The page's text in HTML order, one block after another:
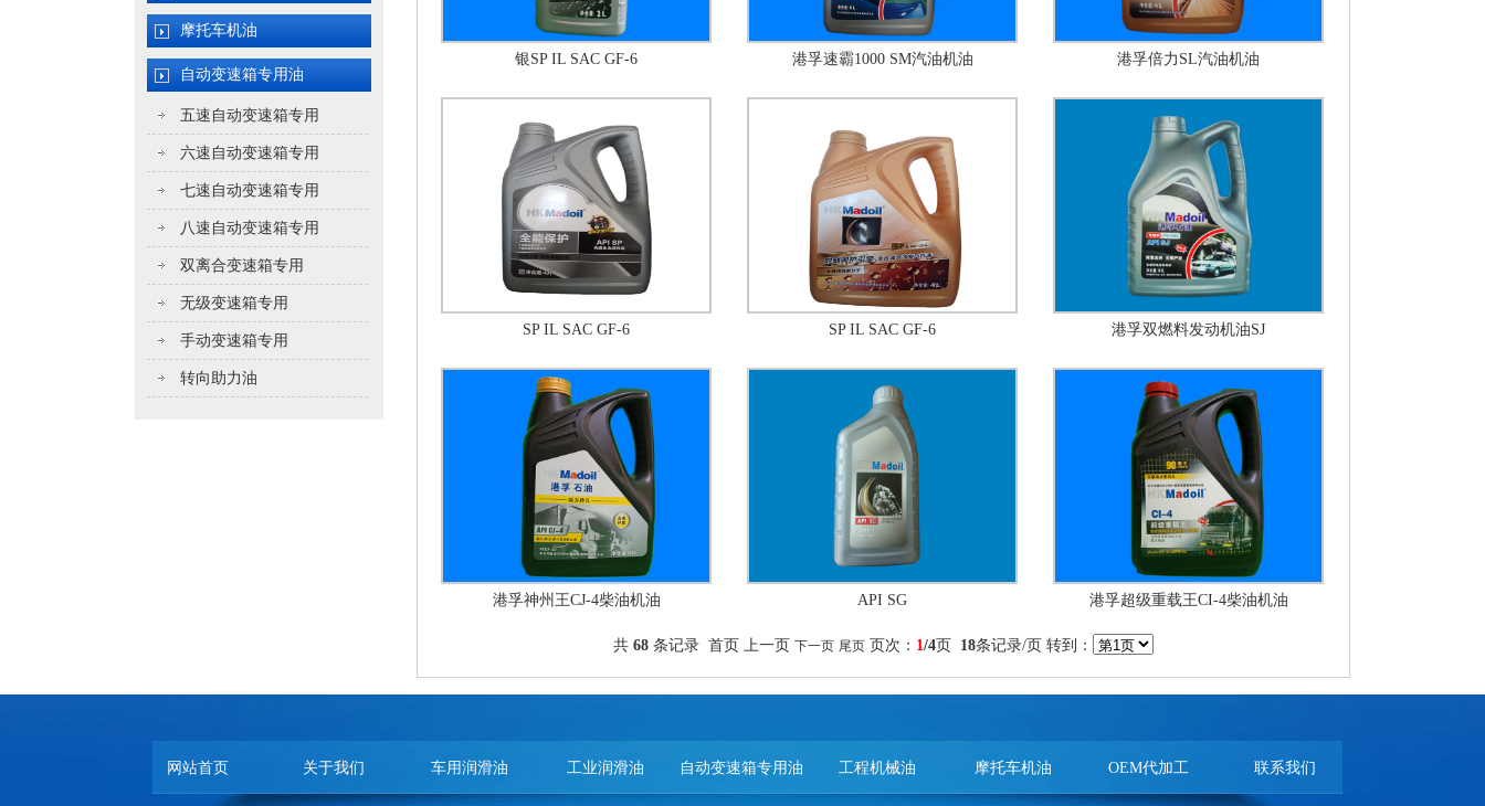
摩托车机油
自动变速箱专用油
五速自动变速箱专用
六速自动变速箱专用
七速自动变速箱专用
八速自动变速箱专用
双离合变速箱专用
无级变速箱专用
手动变速箱专用
转向助力油
银SP IL SAC GF-6 港孚速霸1000 SM汽油机油 港孚倍力SL汽油机油
SP IL SAC GF-6 SP IL SAC GF-6 港孚双燃料发动机油SJ
港孚神州王CJ-4柴油机油 API SG 港孚超级重载王CI-4柴油机油
共 68 条记录 首页 上一页 下一页 尾页 页次： 1/4页 18条记录/页 转到：
网站首页 关于我们 车用润滑油 工业润滑油 自动变速箱专用油 工程机械油 摩托车机油 OEM代加工 联系我们